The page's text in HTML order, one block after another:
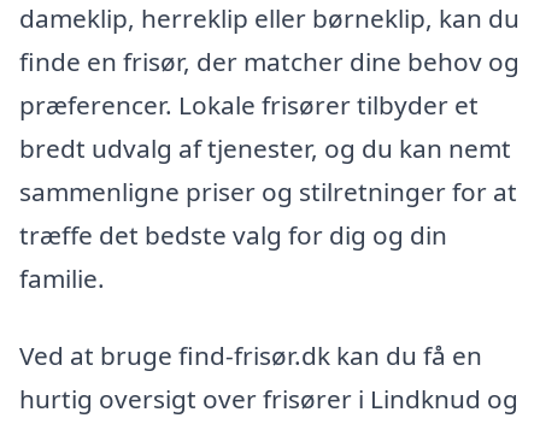
dameklip, herreklip eller børneklip, kan du
finde en frisør, der matcher dine behov og
præferencer. Lokale frisører tilbyder et
bredt udvalg af tjenester, og du kan nemt
sammenligne priser og stilretninger for at
træffe det bedste valg for dig og din
familie.
Ved at bruge find-frisør.dk kan du få en
hurtig oversigt over frisører i Lindknud og